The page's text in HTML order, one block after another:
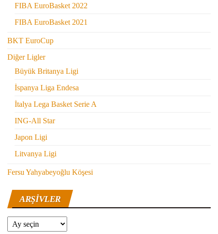
FIBA EuroBasket 2022
FIBA EuroBasket 2021
BKT EuroCup
Diğer Ligler
Büyük Britanya Ligi
İspanya Liga Endesa
İtalya Lega Basket Serie A
ING-All Star
Japon Ligi
Litvanya Ligi
Fersu Yahyabeyoğlu Köşesi
ARŞIVLER
Arşivler